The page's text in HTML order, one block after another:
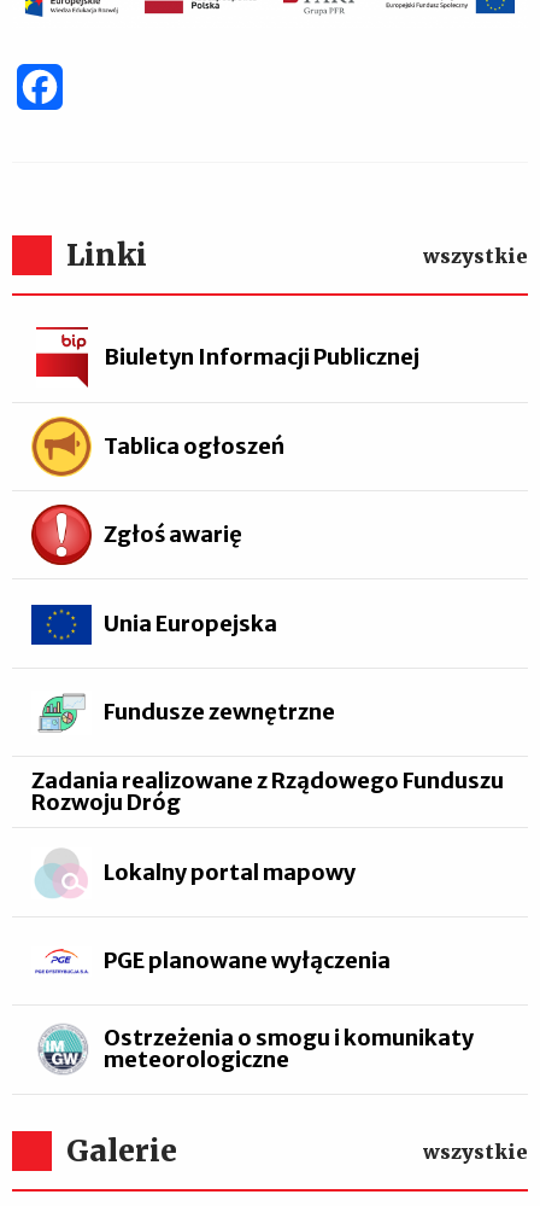
Linki wszystkie
Biuletyn Informacji Publicznej
Tablica ogłoszeń
Zgłoś awarię
Unia Europejska
Fundusze zewnętrzne
Zadania realizowane z Rządowego Funduszu
Rozwoju Dróg
Lokalny portal mapowy
PGE planowane wyłączenia
Ostrzeżenia o smogu i komunikaty
meteorologiczne
Galerie wszystkie